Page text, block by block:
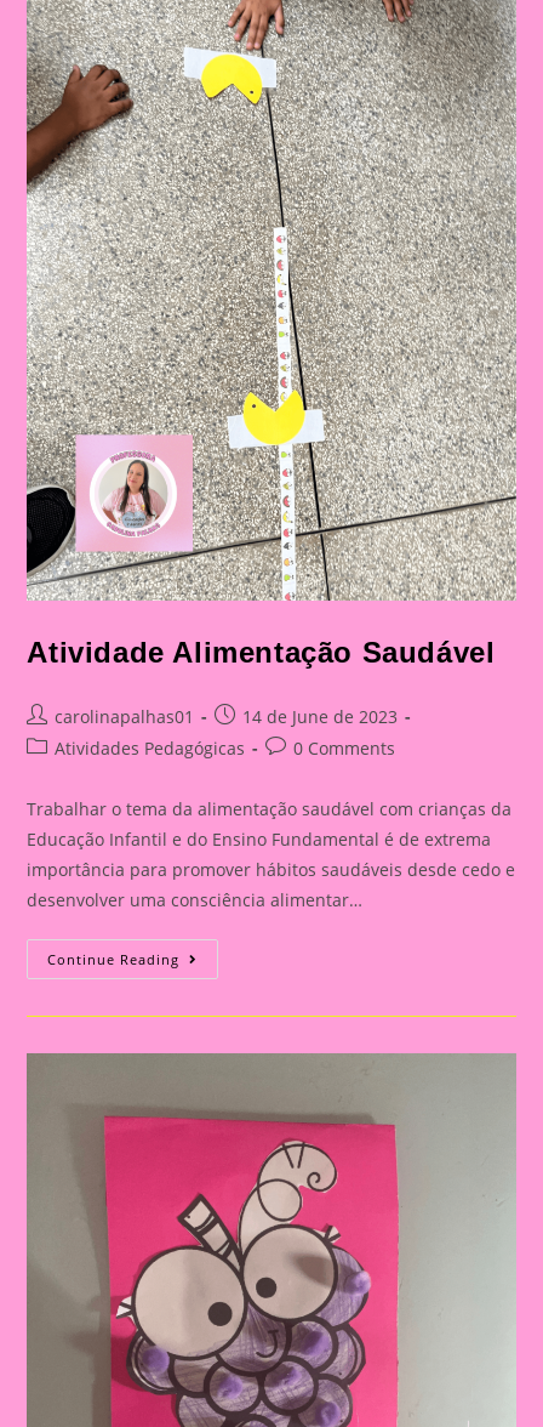
Atividade Alimentação Saudável
Post
author:
carolinapalhas01
Post
published:
14 de June de 2023
PostAtividades Pedagógicas
Post0 Comments
Trabalhar o tema da alimentação saudável com crianças da
Educação Infantil e do Ensino Fundamental é de extrema
importância para promover hábitos saudáveis desde cedo e
desenvolver uma consciência alimentar…
Continue Reading Atividade
Alimentação